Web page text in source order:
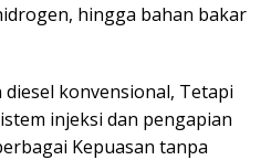
hingga bahan bakar
konvensional, Tetapi
injeksi dan pengapian
Kepuasan tanpa